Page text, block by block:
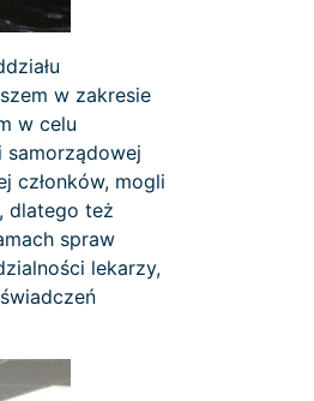
w zakresie
w celu
samorządowej
członków, mogli
dlatego też
spraw
lekarzy,